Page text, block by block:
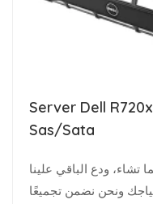
Server Dell
Sas/Sata
ونحن نضمن تجميعًا